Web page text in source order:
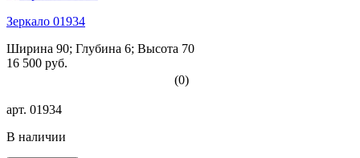
Зеркало 01934
Ширина 90; Глубина 6; Высота 70
16 500 руб.
(0)
арт. 01934
В наличии